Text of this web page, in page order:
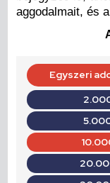
aggodalmait, és